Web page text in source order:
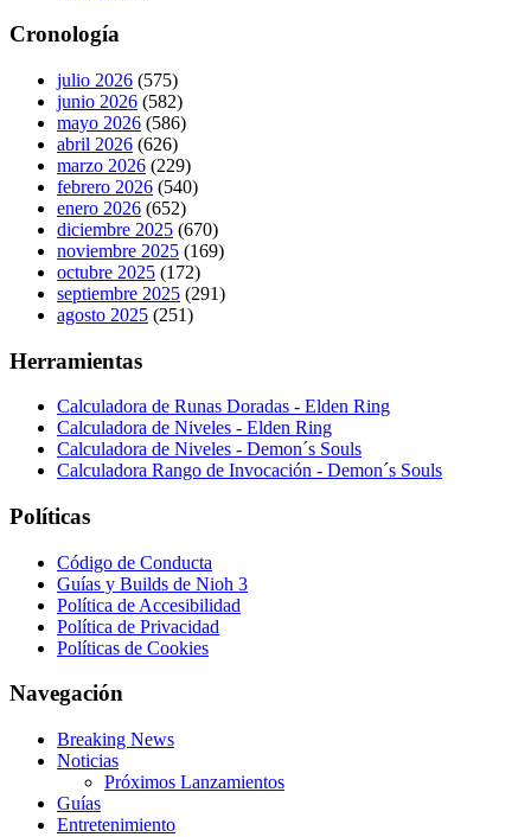
Cronología
julio 2026 (575)
junio 2026 (582)
mayo 2026 (586)
abril 2026 (626)
marzo 2026 (229)
febrero 2026 (540)
enero 2026 (652)
diciembre 2025 (670)
noviembre 2025 (169)
octubre 2025 (172)
septiembre 2025 (291)
agosto 2025 (251)
Herramientas
Calculadora de Runas Doradas - Elden Ring
Calculadora de Niveles - Elden Ring
Calculadora de Niveles - Demon´s Souls
Calculadora Rango de Invocación - Demon´s Souls
Políticas
Código de Conducta
Guías y Builds de Nioh 3
Política de Accesibilidad
Política de Privacidad
Políticas de Cookies
Navegación
Breaking News
Noticias
Próximos Lanzamientos
Guías
Entretenimiento